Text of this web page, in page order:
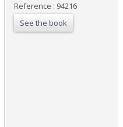
Reference : 94216
See the book